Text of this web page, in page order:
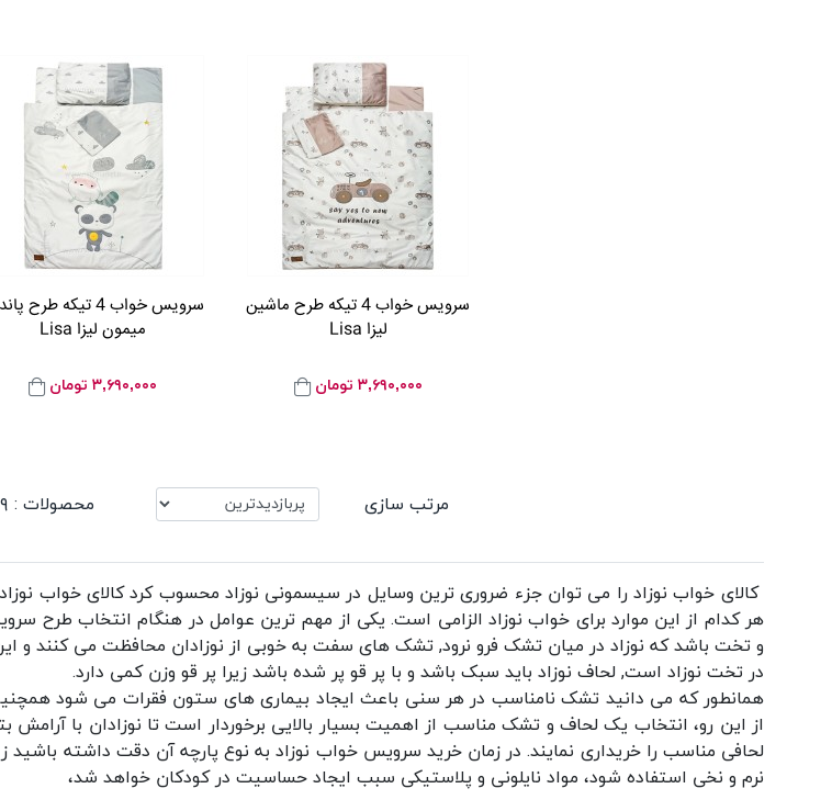
سرویس خواب 4 تیکه طرح ماشین
لیزا Lisa
۳,۶۹۰,۰۰۰ تومان
سرویس خواب 4 تیکه طرح
میمون لیزا Lisa
۳,۶۹۰,۰۰۰ تومان
مرتب سازی محصولات : ۲۹
کالای خواب نوزاد را می توان جزء ضروری ترین وسایل در سیسمونی نوزاد محسوب کرد کالای خواب
هر کدام از این موارد برای خواب نوزاد الزامی است. یکی از مهم ترین عوامل در هنگام انتخاب طرح
و تخت باشد که نوزاد در میان تشک فرو نرود, تشک های سفت به خوبی از نوزادان محافظت می کنند و
در تخت نوزاد است, لحاف نوزاد باید سبک باشد و با پر قو پر شده باشد زیرا پر قو وزن کمی دارد.
همانطور که می دانید تشک نامناسب در هر سنی باعث ایجاد بیماری های ستون فقرات می شود
از این رو، انتخاب یک لحاف و تشک مناسب از اهمیت بسیار بالایی برخوردار است تا نوزادان با آرامش
لحافی مناسب را خریداری نمایند. در زمان خرید سرویس خواب نوزاد به نوع پارچه آن دقت داشته باشید
نرم و نخی استفاده شود، مواد نایلونی و پلاستیکی سبب ایجاد حساسیت در کودکان خواهد شد،